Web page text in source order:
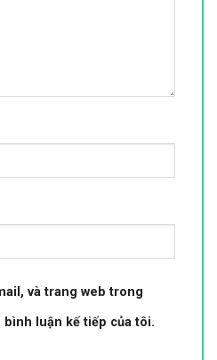
và trang web trong
luận kế tiếp của tôi.